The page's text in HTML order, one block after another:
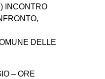
INCONTRO
DELLE
– ORE